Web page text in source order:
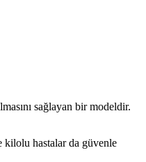
sağlayan bir modeldir.
kilolu hastalar da güvenle